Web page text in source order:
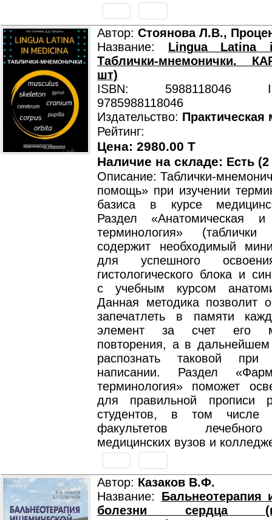
Автор: Стоянова Л.В.,
Название: Lingua Latina
Таблички-мнемонички.
шт)
ISBN: 5988118046
9785988118046
Издательство: Практическая
Рейтинг:
Цена: 2980.00 T
Наличие на складе: Есть
Описание: Таблички-
помощь» при изучении
базиса в курсе
Раздел «Анатомическая и
терминология» (таблички
содержит необходимый
для успешного
гистологического блока и
с учебным курсом
Данная методика позволит
запечатлеть в памяти
элемент за счет его
повторения, а в
распознать таковой
написании. Раздел
терминология» поможет
для правильной прописи
студентов, в том числе
факультетов
медицинских вузов и
Автор: Казаков В.Ф.
Название: Бальнеотерапия
болезни сердца